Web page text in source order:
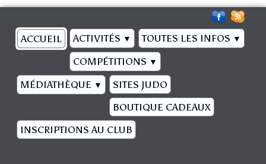
ACCUEIL ACTIVITÉS ▼ TOUTES LES INFOS ▼
COMPÉTITIONS ▼
MÉDIATHÈQUE ▼
SITES JUDO
BOUTIQUE CADEAUX
INSCRIPTIONS AU CLUB